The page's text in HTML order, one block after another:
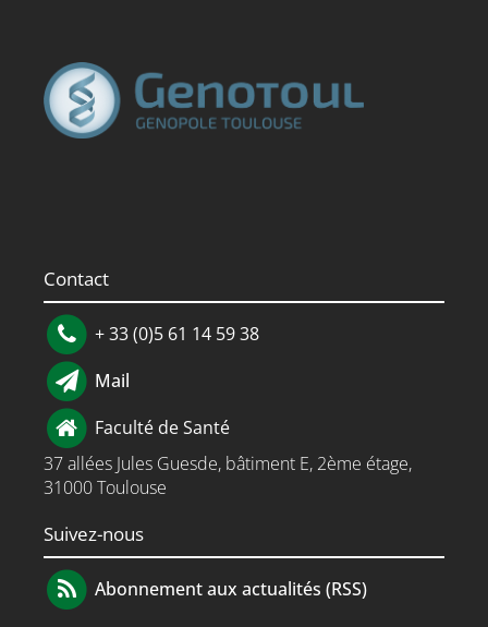
Contact
+ 33 (0)5 61 14 59 38
Mail
Faculté de Santé
37 allées Jules Guesde, bâtiment E, 2ème étage,
31000 Toulouse
Suivez-nous
Abonnement aux actualités (RSS)